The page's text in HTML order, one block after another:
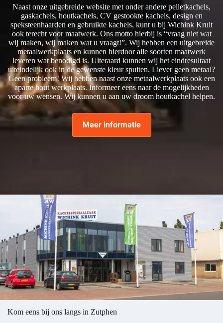
Naast onze uitgebreide website met onder andere pelletkachels,
gaskachels, houtkachels, CV gestookte kachels, design en
speksteenhaarden en gebruikte kachels, kunt u bij Wichink Kruit
ook terecht voor maatwerk. Ons motto hierbij is “vraag niet wat
wij maken, wij maken wat u vraagt!”. Wij hebben een uitgebreide
metaalwerkplaats en kunnen hierdoor alle soorten maatwerk
leveren wat benodigd is. Uiteraard kunnen wij het eindresultaat
uiteindelijk ook in de gewenste kleur spuiten. Liever geen metaal?
Geen probleem! Wij hebben naast onze metaalwerkplaats ook een
aparte hout werkplaats. Informeer eens naar de mogelijkheden
voor uw wensen. Wij kunnen u aan uw droom houtkachel helpen.
Meer informatie
Kom eens bij ons langs in Zutphen